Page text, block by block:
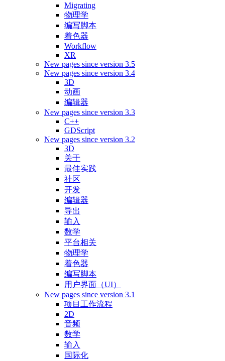
Migrating
物理学
编写脚本
着色器
Workflow
XR
New pages since version 3.5
New pages since version 3.4
3D
动画
编辑器
New pages since version 3.3
C++
GDScript
New pages since version 3.2
3D
关于
最佳实践
社区
开发
编辑器
导出
输入
数学
平台相关
物理学
着色器
编写脚本
用户界面（UI）
New pages since version 3.1
项目工作流程
2D
音频
数学
输入
国际化